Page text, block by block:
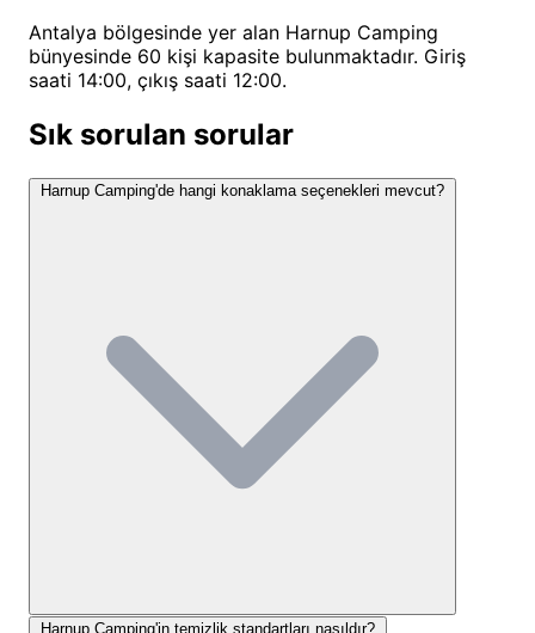
havayı soluyarak güne başlamak isteyenler, fotoğraf
tutkunları ve Kaş'ın eşsiz güzelliklerini keşfetmek
unutulmaz anılar biriktirecekleri bir merkez haline
geliyor.
ucunda yer alan Kaş ilçesinde, Andifli Mahallesi'nde
Büyük Çakıl Caddesi üzerinde bulunuyor. Kaş,
Toroslar'ın eteklerinde, masmavi Akdeniz'le buluşan
dik yamaçları ve kireçtaşı kayalıklarıyla ünlü, kendine
özgü bir coğrafyaya sahip. Bölgenin iklimi tipik
ferah bir atmosfer sunar.
Antalya bölgesinde yer alan Harnup Camping
bünyesinde 60 kişi kapasite bulunmaktadır. Giriş
saati 14:00, çıkış saati 12:00.
Sık sorulan sorular
Harnup Camping'de hangi konaklama seçenekleri mevcut?
Harnup Camping'in temizlik standartları nasıldır?